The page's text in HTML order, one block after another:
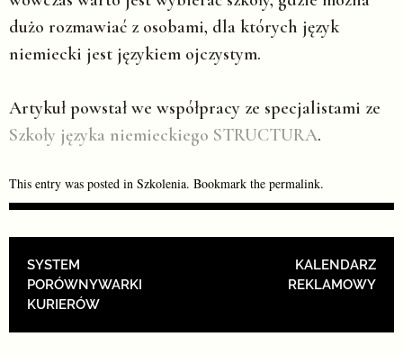
dużo rozmawiać z osobami, dla których język
niemiecki jest językiem ojczystym.
Artykuł powstał we współpracy ze specjalistami ze
Szkoły języka niemieckiego STRUCTURA.
This entry was posted in Szkolenia. Bookmark the permalink.
POST NAVIGATION
SYSTEM
PORÓWNYWARKI
KURIERÓW
KALENDARZ
REKLAMOWY